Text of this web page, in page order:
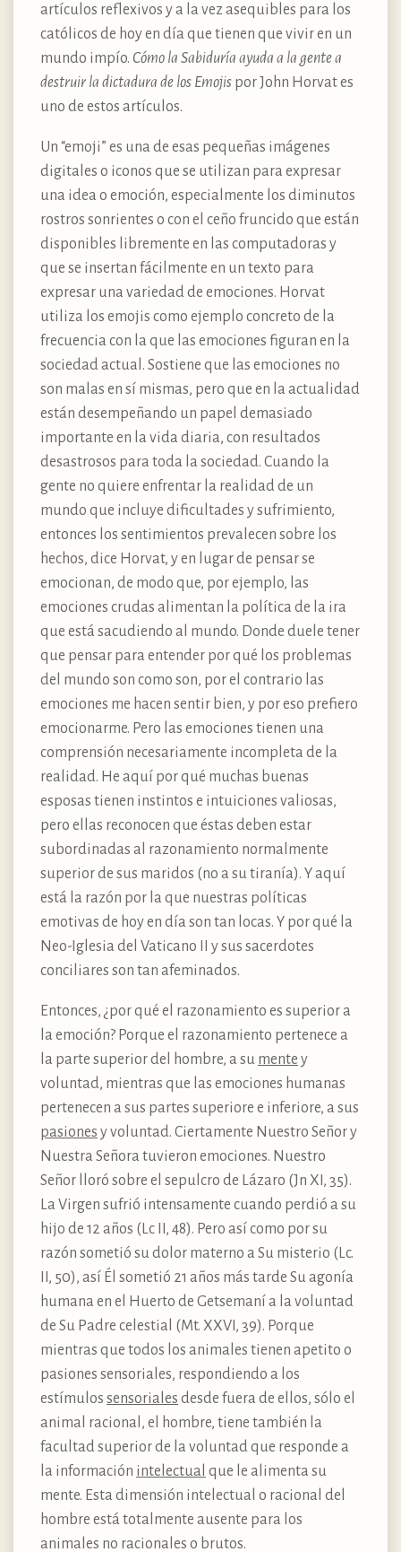
artículos reflexivos y a la vez asequibles para los
católicos de hoy en día que tienen que vivir en un
mundo impío. Cómo la Sabiduría ayuda a la gente a
destruir la dictadura de los Emojis por John Horvat es
uno de estos artículos.
Un “emoji” es una de esas pequeñas imágenes
digitales o iconos que se utilizan para expresar
una idea o emoción, especialmente los diminutos
rostros sonrientes o con el ceño fruncido que están
disponibles libremente en las computadoras y
que se insertan fácilmente en un texto para
expresar una variedad de emociones. Horvat
utiliza los emojis como ejemplo concreto de la
frecuencia con la que las emociones figuran en la
sociedad actual. Sostiene que las emociones no
son malas en sí mismas, pero que en la actualidad
están desempeñando un papel demasiado
importante en la vida diaria, con resultados
desastrosos para toda la sociedad. Cuando la
gente no quiere enfrentar la realidad de un
mundo que incluye dificultades y sufrimiento,
entonces los sentimientos prevalecen sobre los
hechos, dice Horvat, y en lugar de pensar se
emocionan, de modo que, por ejemplo, las
emociones crudas alimentan la política de la ira
que está sacudiendo al mundo. Donde duele tener
que pensar para entender por qué los problemas
del mundo son como son, por el contrario las
emociones me hacen sentir bien, y por eso prefiero
emocionarme. Pero las emociones tienen una
comprensión necesariamente incompleta de la
realidad. He aquí por qué muchas buenas
esposas tienen instintos e intuiciones valiosas,
pero ellas reconocen que éstas deben estar
subordinadas al razonamiento normalmente
superior de sus maridos (no a su tiranía). Y aquí
está la razón por la que nuestras políticas
emotivas de hoy en día son tan locas. Y por qué la
Neo-Iglesia del Vaticano II y sus sacerdotes
conciliares son tan afeminados.
Entonces, ¿por qué el razonamiento es superior a
la emoción? Porque el razonamiento pertenece a
la parte superior del hombre, a su mente y
voluntad, mientras que las emociones humanas
pertenecen a sus partes superiore e inferiore, a sus
pasiones y voluntad. Ciertamente Nuestro Señor y
Nuestra Señora tuvieron emociones. Nuestro
Señor lloró sobre el sepulcro de Lázaro (Jn XI, 35).
La Virgen sufrió intensamente cuando perdió a su
hijo de 12 años (Lc II, 48). Pero así como por su
razón sometió su dolor materno a Su misterio (Lc.
II, 50), así Él sometió 21 años más tarde Su agonía
humana en el Huerto de Getsemaní a la voluntad
de Su Padre celestial (Mt. XXVI, 39). Porque
mientras que todos los animales tienen apetito o
pasiones sensoriales, respondiendo a los
estímulos sensoriales desde fuera de ellos, sólo el
animal racional, el hombre, tiene también la
facultad superior de la voluntad que responde a
la información intelectual que le alimenta su
mente. Esta dimensión intelectual o racional del
hombre está totalmente ausente para los
animales no racionales o brutos.